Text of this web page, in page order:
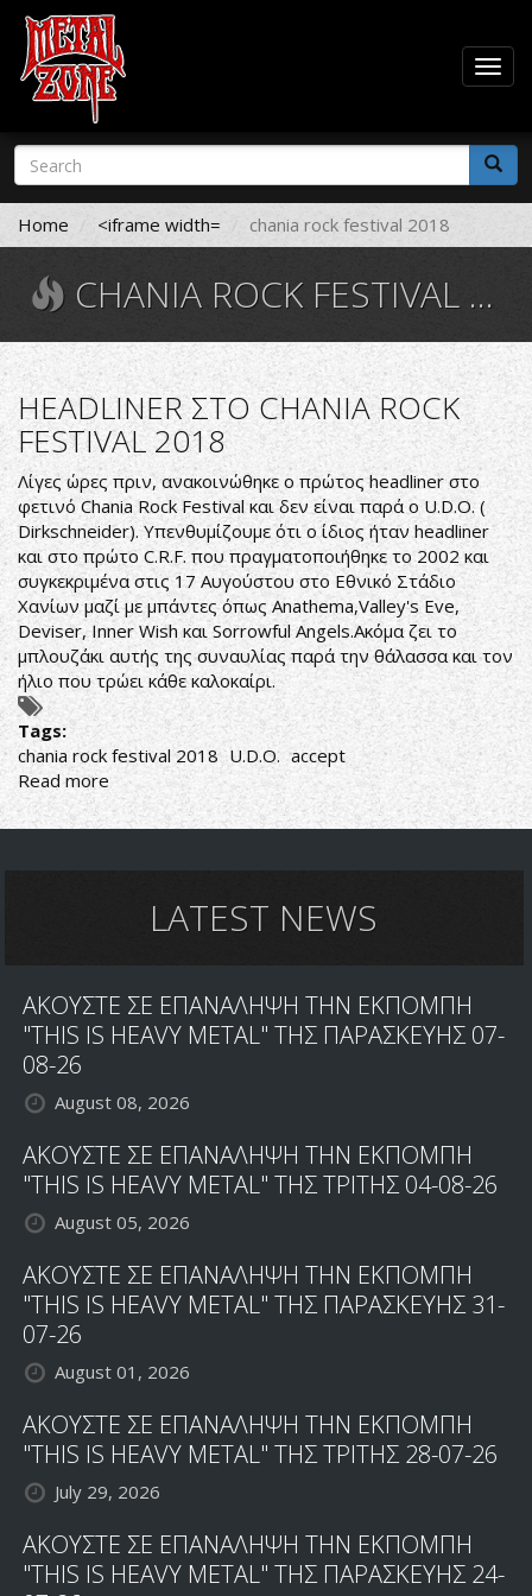
Skip
main
content
Search
form
Search
Home <iframe width= chania rock festival 2018
CHANIA ROCK FESTIVAL 2018
HEADLINER ΣΤΟ CHANIA ROCK
FESTIVAL 2018
Λίγες ώρες πριν, ανακοινώθηκε ο πρώτος headliner στο
φετινό Chania Rock Festival και δεν είναι παρά ο U.D.O. (
Dirkschneider). Υπενθυμίζουμε ότι ο ίδιος ήταν headliner
και στο πρώτο C.R.F. που πραγματοποιήθηκε το 2002 και
συγκεκριμένα στις 17 Αυγούστου στο Εθνικό Στάδιο
Χανίων μαζί με μπάντες όπως Anathema,Valley's Eve,
Deviser, Inner Wish και Sorrowful Angels.Ακόμα ζει το
μπλουζάκι αυτής της συναυλίας παρά την θάλασσα και τον
ήλιο που τρώει κάθε καλοκαίρι.
Tags:
chania rock festival 2018 U.D.O. accept
Read more about
HEADLINER
ΣΤΟ
FESTIVALLATEST NEWS
ΑΚΟΥΣΤΕ ΣΕ ΕΠΑΝΑΛΗΨΗ ΤΗΝ ΕΚΠΟΜΠΗ
"THIS IS HEAVY METAL" ΤΗΣ ΠΑΡΑΣΚΕΥΗΣ 07-
08-26
August 08, 2026
ΑΚΟΥΣΤΕ ΣΕ ΕΠΑΝΑΛΗΨΗ ΤΗΝ ΕΚΠΟΜΠΗ
"THIS IS HEAVY METAL" ΤΗΣ ΤΡΙΤΗΣ 04-08-26
August 05, 2026
ΑΚΟΥΣΤΕ ΣΕ ΕΠΑΝΑΛΗΨΗ ΤΗΝ ΕΚΠΟΜΠΗ
"THIS IS HEAVY METAL" ΤΗΣ ΠΑΡΑΣΚΕΥΗΣ 31-
07-26
August 01, 2026
ΑΚΟΥΣΤΕ ΣΕ ΕΠΑΝΑΛΗΨΗ ΤΗΝ ΕΚΠΟΜΠΗ
"THIS IS HEAVY METAL" ΤΗΣ ΤΡΙΤΗΣ 28-07-26
July 29, 2026
ΑΚΟΥΣΤΕ ΣΕ ΕΠΑΝΑΛΗΨΗ ΤΗΝ ΕΚΠΟΜΠΗ
"THIS IS HEAVY METAL" ΤΗΣ ΠΑΡΑΣΚΕΥΗΣ 24-